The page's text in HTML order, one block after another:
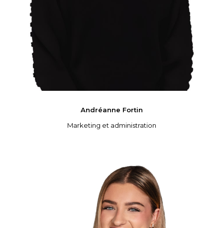
Andréanne Fortin
Marketing et administration